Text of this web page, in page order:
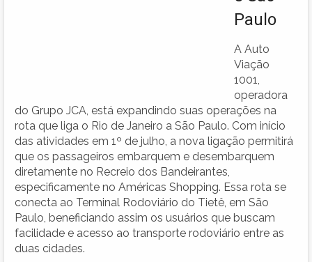
Paulo
A Auto
Viação
1001,
operadora
do Grupo JCA, está expandindo suas operações na
rota que liga o Rio de Janeiro a São Paulo. Com início
das atividades em 1º de julho, a nova ligação permitirá
que os passageiros embarquem e desembarquem
diretamente no Recreio dos Bandeirantes,
especificamente no Américas Shopping. Essa rota se
conecta ao Terminal Rodoviário do Tietê, em São
Paulo, beneficiando assim os usuários que buscam
facilidade e acesso ao transporte rodoviário entre as
duas cidades.